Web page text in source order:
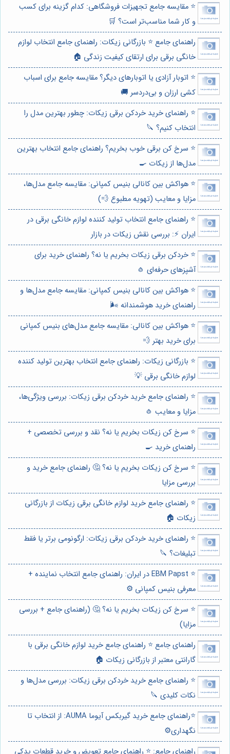
⭐️ مقایسه جامع تجهیزات فروشگاهی: کدام گزینه برای کسب
و کار شما مناسب‌تر است؟ 🛒
راهنمای جامع ⭐️ بازرگانی زیکات: راهنمای جامع انتخاب لوازم
خانگی برقی برای ارتقای کیفیت زندگی 🏠
⭐️ اتوبار آزادی یا اتوبارهای دیگر؟ مقایسه جامع برای اسباب
کشی ارزان و بی‌دردسر 🚚
⭐️ راهنمای خرید خردکن برقی زیکات: چطور بهترین مدل را
انتخاب کنیم؟ 🔪
⭐️ سرخ کن برقی خوب بخریم؟ راهنمای جامع انتخاب بهترین
مدل‌ها از زیکات 🍳
⭐️ هواکش بین کانالی بنیس کمپانی: مقایسه جامع مدل‌ها،
مزایا و معایب (تهویه مطبوع 💨)
⭐️ راهنمای جامع انتخاب تولید کننده لوازم خانگی برقی در
ایران ⚡️: بررسی نقش زیکات در بازار
⭐️ خردکن برقی زیکات بخریم یا نه؟ راهنمای خرید برای
آشپزهای حرفه‌ای 🧄
⭐️ هواکش بین کانالی بنیس کمپانی: مقایسه جامع مدل‌ها و
راهنمای خرید هوشمندانه 🌬️
⭐️ هواکش بین کانالی: مقایسه جامع مدل‌های بنیس کمپانی
برای خرید بهتر 💨
⭐️ بازرگانی زیکات: راهنمای جامع انتخاب بهترین تولید کننده
لوازم خانگی برقی 💡
⭐️ راهنمای جامع خرید خردکن برقی زیکات: بررسی ویژگی‌ها،
مزایا و معایب 🧄
⭐️ سرخ کن زیکات بخریم یا نه؟ نقد و بررسی تخصصی +
راهنمای خرید 🍳
⭐️ سرخ کن زیکات بخریم یا نه؟ 🤔 راهنمای جامع خرید و
بررسی مزایا
⭐️ راهنمای جامع خرید لوازم خانگی برقی زیکات از بازرگانی
زیکات 🏠
⭐️ راهنمای خرید خردکن برقی زیکات: ارگونومی برتر یا فقط
تبلیغات؟ 🔪
⭐️ EBM Papst در ایران: راهنمای جامع انتخاب نماینده +
معرفی بنیس کمپانی ⚙️
⭐️ سرخ کن زیکات بخریم یا نه؟ 🤔 (راهنمای جامع + بررسی
مزایا)
راهنمای جامع ⭐️ راهنمای جامع خرید لوازم خانگی برقی با
گارانتی معتبر از بازرگانی زیکات 🏠
⭐️ راهنمای جامع خرید خردکن برقی زیکات: بررسی مدل‌ها و
نکات کلیدی 🔪
⭐️راهنمای جامع خرید گیربکس آیوما AUMA: از انتخاب تا
نگهداری⚙️
راهنمای جامع: ⭐️ راهنمای جامع تعویض و خرید قطعات یدکی